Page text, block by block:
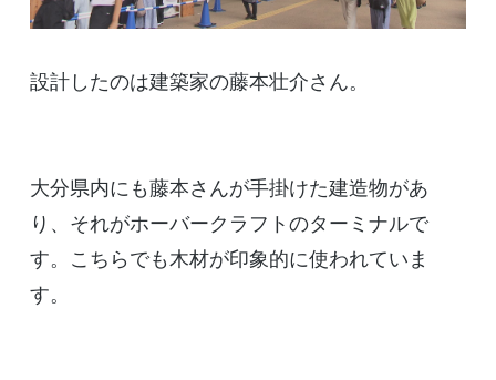
設計したのは建築家の藤本壮介さん。
大分県内にも藤本さんが手掛けた建造物があ
り、それがホーバークラフトのターミナルで
す。こちらでも木材が印象的に使われていま
す。